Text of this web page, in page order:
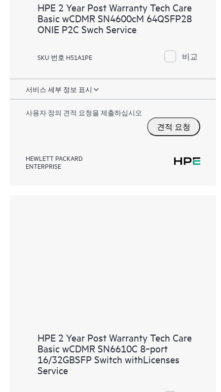
HPE 2 Year Post Warranty Tech Care
Basic wCDMR SN4600cM 64QSFP28
ONIE P2C Swch Service
SKU 번호 H51A1PE 비교
서비스 세부 정보 표시
사용자 정의 견적 요청을 제출하십시오
견적 요청
HEWLETT PACKARD
ENTERPRISE
HPE 2 Year Post Warranty Tech Care
Basic wCDMR SN6610C 8‑port
16/32GBSFP Switch withLicenses
Service